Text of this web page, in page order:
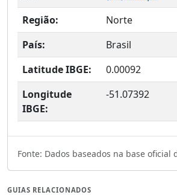
Região:
Norte
País:
Brasil
Latitude IBGE:
0.00092
Longitude
IBGE:
-51.07392
Fonte: Dados baseados na base oficial
GUIAS RELACIONADOS